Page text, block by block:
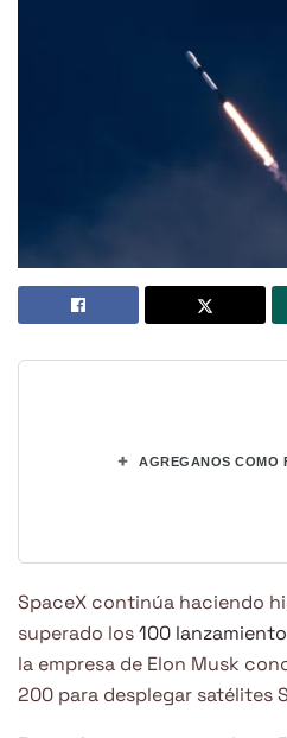
+ AGREGANOS COMO
SpaceX continúa haciendo
superado los100
la empresa de Elon Musk
200 para desplegar satélites